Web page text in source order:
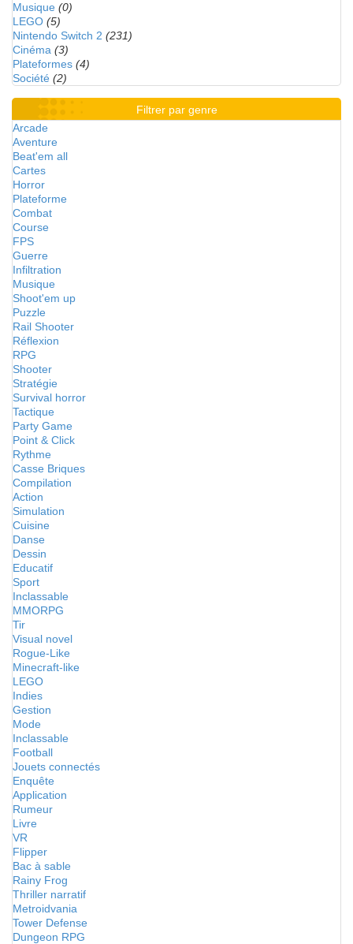
Musique (0)
LEGO (5)
Nintendo Switch 2 (231)
Cinéma (3)
Plateformes (4)
Société (2)
Filtrer par genre
Arcade
Aventure
Beat'em all
Cartes
Horror
Plateforme
Combat
Course
FPS
Guerre
Infiltration
Musique
Shoot'em up
Puzzle
Rail Shooter
Réflexion
RPG
Shooter
Stratégie
Survival horror
Tactique
Party Game
Point & Click
Rythme
Casse Briques
Compilation
Action
Simulation
Cuisine
Danse
Dessin
Educatif
Sport
Inclassable
MMORPG
Tir
Visual novel
Rogue-Like
Minecraft-like
LEGO
Indies
Gestion
Mode
Inclassable
Football
Jouets connectés
Enquête
Application
Rumeur
Livre
VR
Flipper
Bac à sable
Rainy Frog
Thriller narratif
Metroidvania
Tower Defense
Dungeon RPG